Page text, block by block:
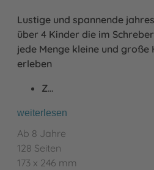
Lustige und spannende
über 4 Kinder die im
jede Menge kleine und
erleben
Z…
weiterlesen
Ab 8 Jahre
128 Seiten
173 x 246 mm